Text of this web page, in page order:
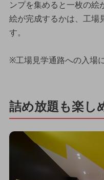
ンプを集めると一枚の
絵が完成するかは、工場
す。
※工場見学通路への入場
詰め放題も楽し